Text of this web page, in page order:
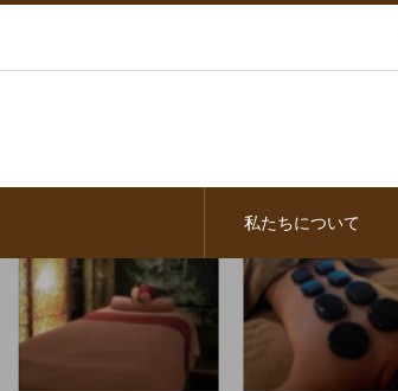
私たちについて